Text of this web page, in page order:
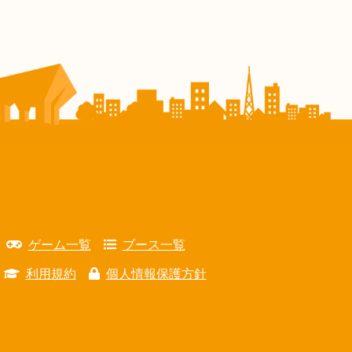
ゲーム一覧 ブース一覧
利用規約 個人情報保護方針